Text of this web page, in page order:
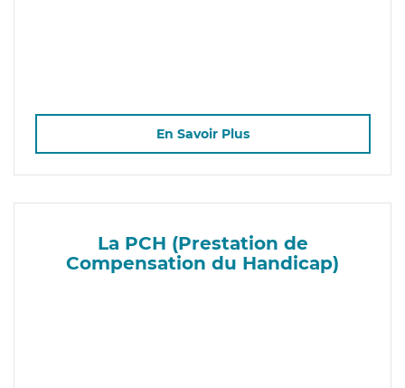
En Savoir Plus
La PCH (Prestation de
Compensation du Handicap)